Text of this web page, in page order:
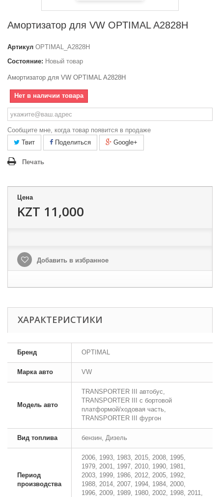
Амортизатор для VW OPTIMAL A2828H
Артикул OPTIMAL_A2828H
Состояние: Новый товар
Амортизатор для VW OPTIMAL A2828H
Нет в наличии товара
Сообщите мне, когда товар появится в продаже
Твит
Поделиться Google+
Печать
Цена
KZT 11,000
Добавить в избранное
ХАРАКТЕРИСТИКИ
Бренд OPTIMAL
Марка авто VW
Модель авто
TRANSPORTER III автобус,
TRANSPORTER III c бортовой
платформой/ходовая часть,
TRANSPORTER III фургон
Вид топлива бензин, Дизель
Период
производства
2006, 1993, 1983, 2015, 2008, 1995,
1979, 2001, 1997, 2010, 1990, 1981,
2003, 1999, 1986, 2012, 2005, 1992,
1988, 2014, 2007, 1994, 1984, 2000,
1996, 2009, 1989, 1980, 2002, 1998, 2011,